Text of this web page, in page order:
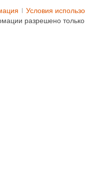
Условия
разрешено